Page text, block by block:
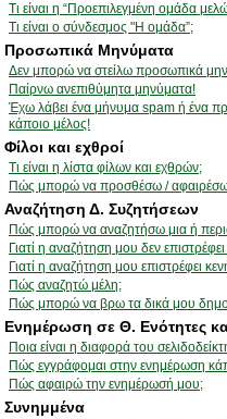
Τι είναι η “Προεπιλεγμένη ομάδα
Τι είναι ο σύνδεσμος "Η ομάδα”;
Προσωπικά Μηνύματα
Δεν μπορώ να στείλω προσωπικά
Παίρνω ανεπιθύμητα μηνύματα!
Έχω λάβει ένα μήνυμα spam ή ένα
κάποιο μέλος!
Φίλοι και εχθροί
Τι είναι η λίστα φίλων και εχθρών;
Πώς μπορώ να προσθέσω / αφαιρέσω
Αναζήτηση Δ. Συζητήσεων
Πώς μπορώ να αναζητήσω μια ή
Γιατί η αναζήτηση μου δεν
Γιατί η αναζήτηση μου επιστρέφει
Πώς αναζητώ μέλη;
Πώς μπορώ να βρω τα δικά μου
Ενημέρωση σε Θ. Ενότητες
Ποια είναι η διαφορά του
Πώς εγγράφομαι στην ενημέρωση
Πώς αφαιρώ την ενημέρωσή μου;
Συνημμένα